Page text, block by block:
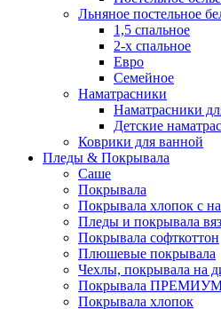
Льняное постельное
1,5 спальное
2-х спальное
Евро
Семейное
Наматрасники
Наматрасники
Детские
Коврики для ванной
Пледы & Покрывала
Саше
Покрывала
Покрывала хлопок с
Пледы и покрывала
Покрывала софткоттон
Плюшевые покрывала
Чехлы, покрывала на
Покрывала
Покрывала хлопок